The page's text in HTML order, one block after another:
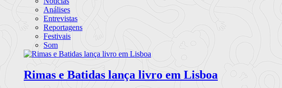
Análises
Entrevistas
Reportagens
Festivais
Som
Rimas e Batidas lança livro em Lisboa